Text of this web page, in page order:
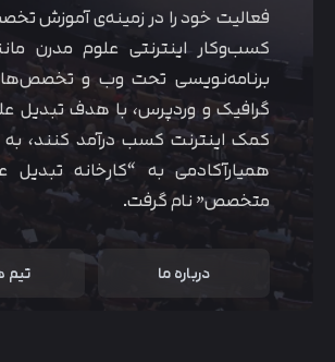
فعالیت خود را در زمینه‌ی آموزش
کسب‌و‌کار اینترنتی علوم مدرن
برنامه‌نویسی تحت وب و
گرافیک و وردپرس، با هدف تبدیل
کمک اینترنت کسب درآمد کنند،
همیارآکادمی به “کارخانه تبدیل
متخصص” نام گرفت.
درباره ما تیم